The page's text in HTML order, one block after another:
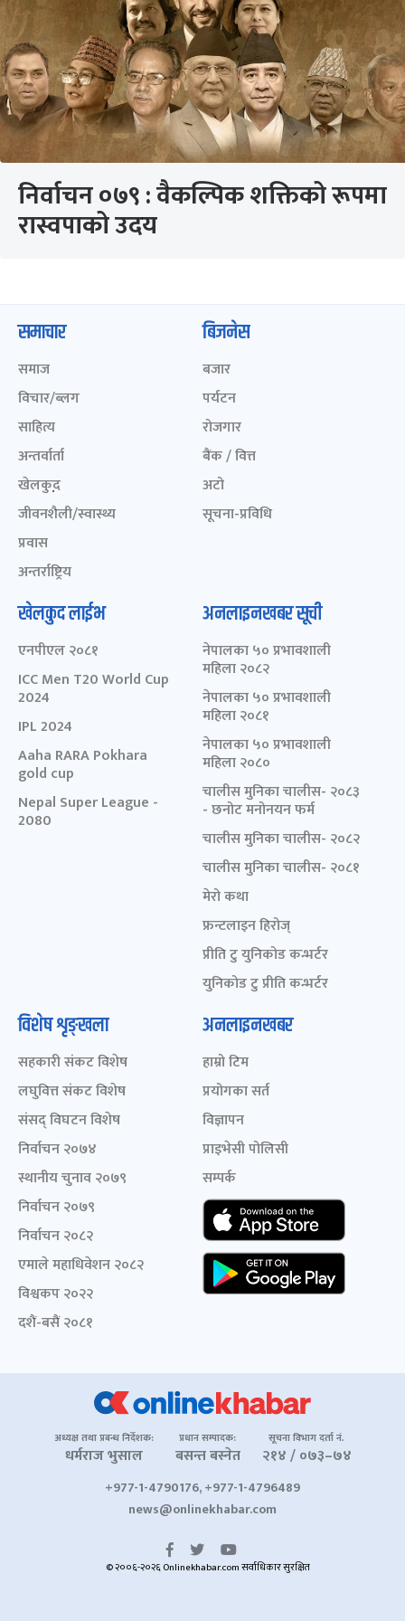
निर्वाचन ०७९ : वैकल्पिक शक्तिको रूपमा
रास्वपाको उदय
समाचार
समाज
विचार/ब्लग
साहित्य
अन्तर्वार्ता
खेलकुद़़
जीवनशैली/स्वास्थ्य
प्रवास
अन्तर्राष्ट्रिय
बिजनेस
बजार
पर्यटन
रोजगार
बैंक / वित्त
अटो
सूचना-प्रविधि
खेलकुद लाईभ
एनपीएल २०८१
ICC Men T20 World Cup
2024
IPL 2024
Aaha RARA Pokhara
gold cup
Nepal Super League -
2080
अनलाइनखबर सूची
नेपालका ५० प्रभावशाली
महिला २०८२
नेपालका ५० प्रभावशाली
महिला २०८१
नेपालका ५० प्रभावशाली
महिला २०८०
चालीस मुनिका चालीस- २०८३
- छनोट मनोनयन फर्म
चालीस मुनिका चालीस- २०८२
चालीस मुनिका चालीस- २०८१
मेरो कथा
फ्रन्टलाइन हिरोज्
प्रीति टु युनिकोड कन्भर्टर
युनिकोड टु प्रीति कन्भर्टर
विशेष शृङ्खला
सहकारी संकट विशेष
लघुवित्त संकट विशेष
संसद् विघटन विशेष
निर्वाचन २०७४
स्थानीय चुनाव २०७९
निर्वाचन २०७९
निर्वाचन २०८२
एमाले महाधिवेशन २०८२
विश्वकप २०२२
दशैं-बसैं २०८१
अनलाइनखबर
हाम्रो टिम
प्रयोगका सर्त
विज्ञापन
प्राइभेसी पोलिसी
सम्पर्क
अध्यक्ष तथा प्रबन्ध निर्देशक:
धर्मराज भुसाल
प्रधान सम्पादक:
बसन्त बस्नेत
सूचना विभाग दर्ता नं.
२१४ / ०७३–७४
+977-1-4790176, +977-1-4796489
news@onlinekhabar.com
© २००६-२०२६ Onlinekhabar.com सर्वाधिकार सुरक्षित